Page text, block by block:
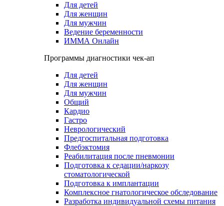
Для детей
Для женщин
Для мужчин
Ведение беременности
ИММА Онлайн
Программы диагностики чек-ап
Для детей
Для женщин
Для мужчин
Общий
Кардио
Гастро
Неврологический
Предгоспитальная подготовка
Флебэктомия
Реабилитация после пневмонии
Подготовка к седации/наркозу
стоматологической
Подготовка к имплантации
Комплексное гнатологическое обследование
Разработка индивидуальной схемы питания